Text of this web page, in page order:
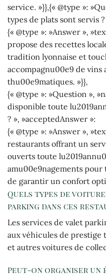
service. »}},{« @type »:
types de plats sont servis
{« @type »: »Answer »,
propose des recettes
tradition lyonnaise et
accompagnu00e9 de
thu00e9matiques. »}},
{« @type »: »Question »,
disponible toute
? », »acceptedAnswer »:
{« @type »: »Answer »,
restaurants offrant un
ouverts toute
amu00e9nagements
de garantir un confort
Quels types de
parking dans ces
Les services de valet
aux véhicules de prestige
et autres voitures de
Peut-on organiser un